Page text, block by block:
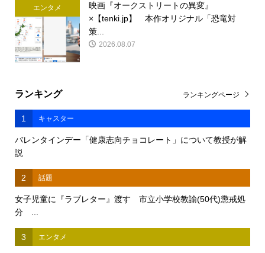
エンタメ
映画『オークストリートの異変』
×【tenki.jp】 本作オリジナル「恐竜対
策...
2026.08.07
ランキング
1 キャスター
バレンタインデー「健康志向チョコレート」について教授が解
説
2 話題
女子児童に『ラブレター』渡す 市立小学校教諭(50代)懲戒処
分 ...
3 エンタメ
ランキングページ